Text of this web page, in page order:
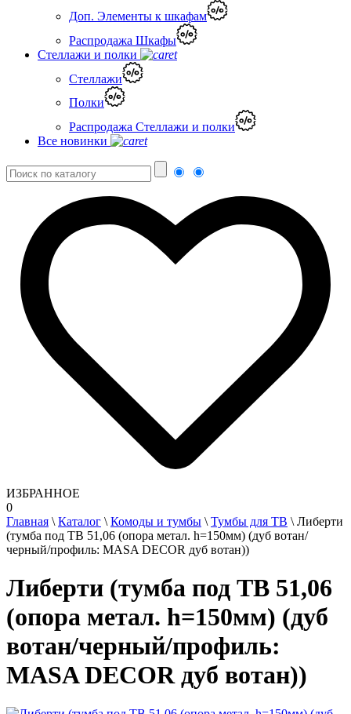
Доп. Элементы к шкафам
Распродажа Шкафы
Стеллажи и полки
Стеллажи
Полки
Распродажа Стеллажи и полки
Все новинки
ИЗБРАННОЕ
0
Главная \ Каталог \ Комоды и тумбы \ Тумбы для ТВ \ Либерти
(тумба под ТВ 51,06 (опора метал. h=150мм) (дуб вотан/
черный/профиль: MASA DECOR дуб вотан))
Либерти (тумба под ТВ 51,06
(опора метал. h=150мм) (дуб
вотан/черный/профиль:
MASA DECOR дуб вотан))